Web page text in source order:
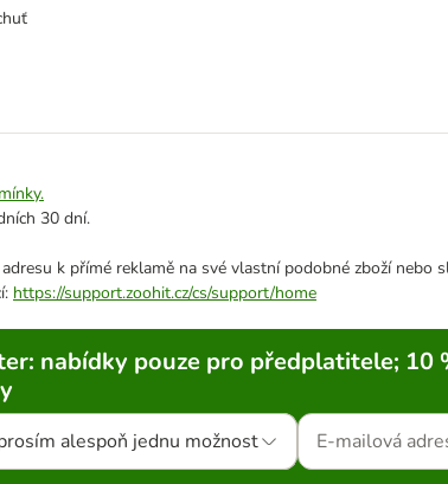
30 dní.
k přímé reklamě na své vlastní podobné zboží
https://support.zoohit.cz/cs/support/home
nabídky pouze pro předplatitele; 10
alespoň jednu možnost